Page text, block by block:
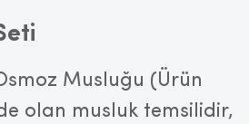
Musluğu (Ürün
olan musluk temsilidir,